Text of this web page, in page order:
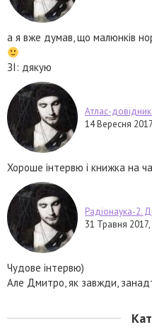
а я вже думав, що малюнків
ЗІ: дякую
Атлас-довідник
14 Вересня
Хороше інтервю і книжка на
Радіонаука-2.
31 Травня 2017,
Чудове інтервю)
Але Дмитро, як завжди,